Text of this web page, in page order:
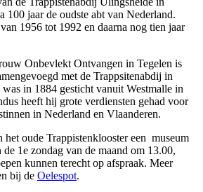
100 jaar de oudste abt van Nederland.
1956 tot 1992 en daarna nog tien jaar
Onbevlekt Ontvangen in Tegelen is
met de Trappsitenabdij in
in 1884 gesticht vanuit Westmalle in
heeft hij grote verdiensten gehad voor
in Nederland en Vlaanderen.
oude Trappistenklooster een museum
1e zondag van de maand om 13.00,
kunnen terecht op afspraak. Meer
bij de Oelespot.